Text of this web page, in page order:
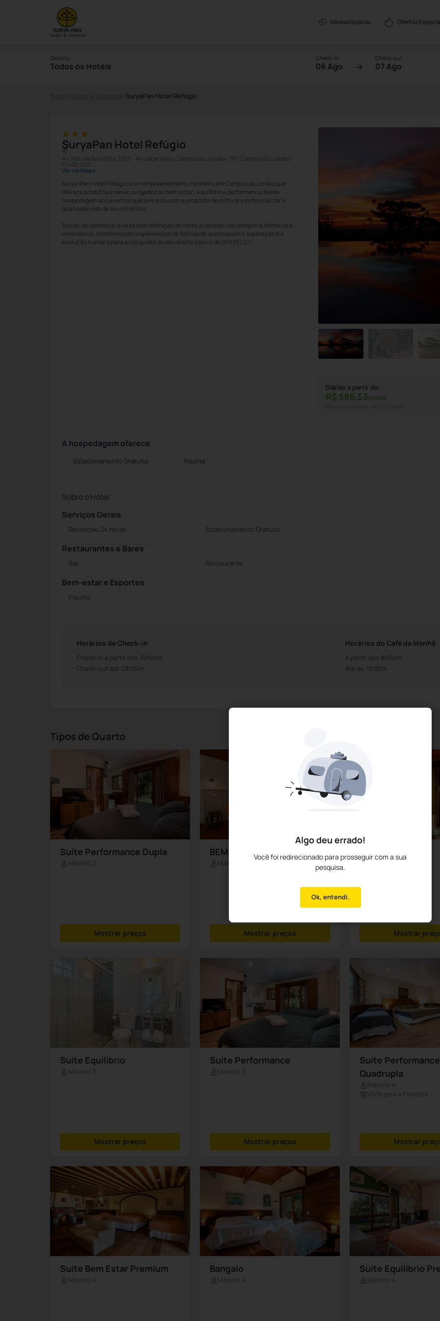
Minhas buscas Ofertas
Algo deu errado!
Você foi redirecionado para prosseguir com a sua
pesquisa.
Ok, entendi.
Destino
Todos os Hotéis
Check-in
06 Ago
Check-out
07 Ago
SuryaPan Hotel Refúgio
SuryaPan Hotel Refúgio
Av. Alto da Boa Vista, 1055 - Alto Boa Vista, Campos do Jordão - SP , Campos Do Jordao
12460-000
Ver no Mapa
Surya-Pan Hotel Refúgio é um empreendimento hoteleiro em Campos do Jordão que
oferece produtos e serviços ligados ao bem estar , equilíbrio e performance desde
hospedagem aos eventos que lá realiza com a proposta de motivar e potencializar a
qualidade vida de seus clientes.
Trocas de saberes e viveres sem definição de certo ou errado mas sempre autênticos e
verdadeiros. Investimos em experiências de felicidade que buscam a superação e a
evolução humana para a conquista do seu direito básico de SER FELIZ !
Diárias a partir de:
R$ 586,53/noite
A hospedagem oferece
Estacionamento Gratuito Piscina
Sobre o Hotel
Serviços Gerais
Recepção 24 horas Estacionamento Gratuito
Restaurantes e Bares
Bar Restaurante
Bem-estar e Esportes
Piscina
Horários de Check-in
Check-in a partir das 15h00m
Check-out até 12h00m
Horários do Café da Manhã
A partir das 8h30m
Até às 11h30m
Tipos de Quarto
Suíte Performance Dupla
Máximo 2
Mostrar preços
BEM VIVER
Máximo 3
Mostrar preços
Suíte Bem Estar
Máximo 3
Mostrar
Suíte Equilíbrio
Máximo 3
Mostrar preços
Suíte Performance
Máximo 3
Mostrar preços
Suíte Performance
Quadrupla
Máximo 4
Vista para a Floresta
Mostrar
Suíte Bem Estar Premium
Máximo 4
Bangalo
Máximo 4
Suíte Equilíbrio
Máximo 4